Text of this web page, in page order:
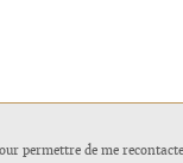
permettre de me